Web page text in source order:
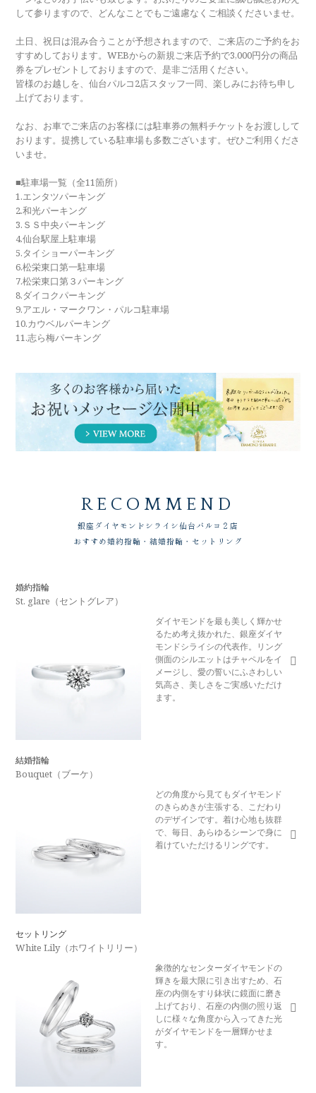
して参りますので、どんなことでもご遠慮なくご相談くださいませ。
土日、祝日は混み合うことが予想されますので、ご来店のご予約をお
すすめしております。WEBからの新規ご来店予約で3,000円分の商品
券をプレゼントしておりますので、是非ご活用ください。
皆様のお越しを、仙台パルコ2店スタッフ一同、楽しみにお待ち申し
上げております。
なお、お車でご来店のお客様には駐車券の無料チケットをお渡しして
おります。提携している駐車場も多数ございます。ぜひご利用くださ
いませ。
■駐車場一覧（全11箇所）
1.エンタツパーキング
2.和光パーキング
3.ＳＳ中央パーキング
4.仙台駅屋上駐車場
5.タイショーパーキング
6.松栄東口第一駐車場
7.松栄東口第３パーキング
8.ダイコクパーキング
9.アエル・マークワン・パルコ駐車場
10.カウベルパーキング
11.志ら梅パーキング
RECOMMEND
銀座ダイヤモンドシライシ仙台パルコ２店
おすすめ婚約指輪・結婚指輪・セットリング
婚約指輪
St. glare（セントグレア）
ダイヤモンドを最も美しく輝かせ
るため考え抜かれた、銀座ダイヤ
モンドシライシの代表作。リング
側面のシルエットはチャペルをイ
メージし、愛の誓いにふさわしい
気高さ、美しさをご実感いただけ
ます。
結婚指輪
Bouquet（ブーケ）
どの角度から見てもダイヤモンド
のきらめきが主張する、こだわり
のデザインです。着け心地も抜群
で、毎日、あらゆるシーンで身に
着けていただけるリングです。
セットリング
White Lily（ホワイトリリー）
象徴的なセンターダイヤモンドの
輝きを最大限に引き出すため、石
座の内側をすり鉢状に鏡面に磨き
上げており、石座の内側の照り返
しに様々な角度から入ってきた光
がダイヤモンドを一層輝かせま
す。